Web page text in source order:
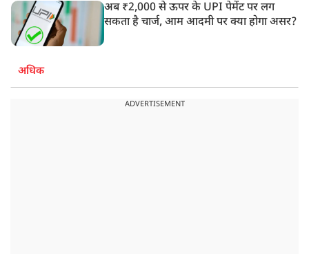
अब ₹2,000 से ऊपर के UPI पेमेंट पर लग
सकता है चार्ज, आम आदमी पर क्या होगा असर?
अधिक
ADVERTISEMENT